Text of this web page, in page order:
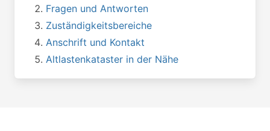
Fragen und Antworten
Zuständigkeitsbereiche
Anschrift und Kontakt
Altlastenkataster in der Nähe